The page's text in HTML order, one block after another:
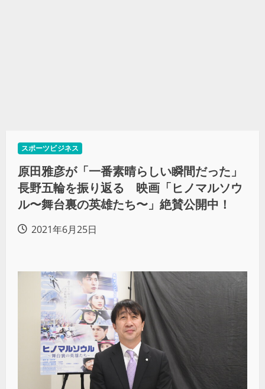
スポーツビジネス
原田雅彦が「一番素晴らしい瞬間だった」
長野五輪を振り返る 映画「ヒノマルソウ
ル〜舞台裏の英雄たち〜」絶賛公開中！
2021年6月25日